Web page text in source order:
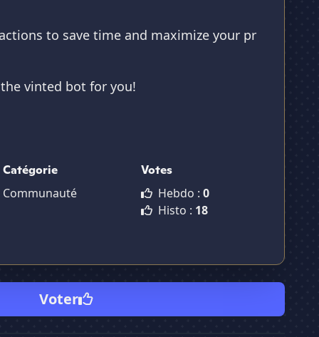
to save time and maximize your pr
vinted bot for you!
Catégorie
Communauté
Votes
Hebdo : 0
Histo : 18
Voter